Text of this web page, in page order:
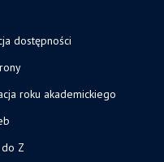
dostępności
roku akademickiego
do Z